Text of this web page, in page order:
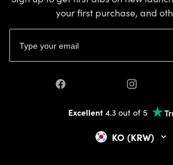
your first purchase, and
Facebook Instagram
Excellent4.3 out of 5
KO (KRW)